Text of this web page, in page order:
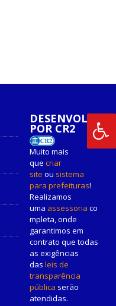
DESENVOLVIDO
POR CR2
Muito mais
que criar
site ou sistema
para prefeituras!
Realizamos
uma assessoria co
mpleta, onde
garantimos em
contrato que todas
as exigências
das leis de
transparência
pública serão
atendidas.